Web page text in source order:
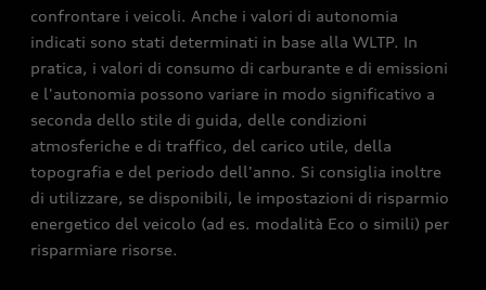
confrontare i veicoli. Anche i valori di autonomia
indicati sono stati determinati in base alla WLTP. In
pratica, i valori di consumo di carburante e di emissioni
e l'autonomia possono variare in modo significativo a
seconda dello stile di guida, delle condizioni
atmosferiche e di traffico, del carico utile, della
topografia e del periodo dell'anno. Si consiglia inoltre
di utilizzare, se disponibili, le impostazioni di risparmio
energetico del veicolo (ad es. modalità Eco o simili) per
risparmiare risorse.